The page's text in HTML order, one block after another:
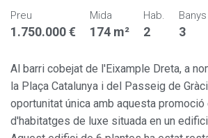
Preu
1.750.000 €
Mida
174 m²
Hab.
2
Banys
3
Al barri cobejat de l'Eixample Dreta, a
la Plaça Catalunya i del Passeig de
oportunitat única amb aquesta
d'habitatges de luxe situada en un